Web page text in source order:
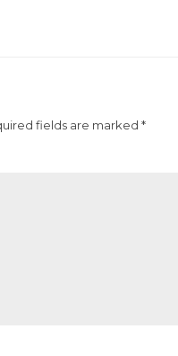
fields are marked *